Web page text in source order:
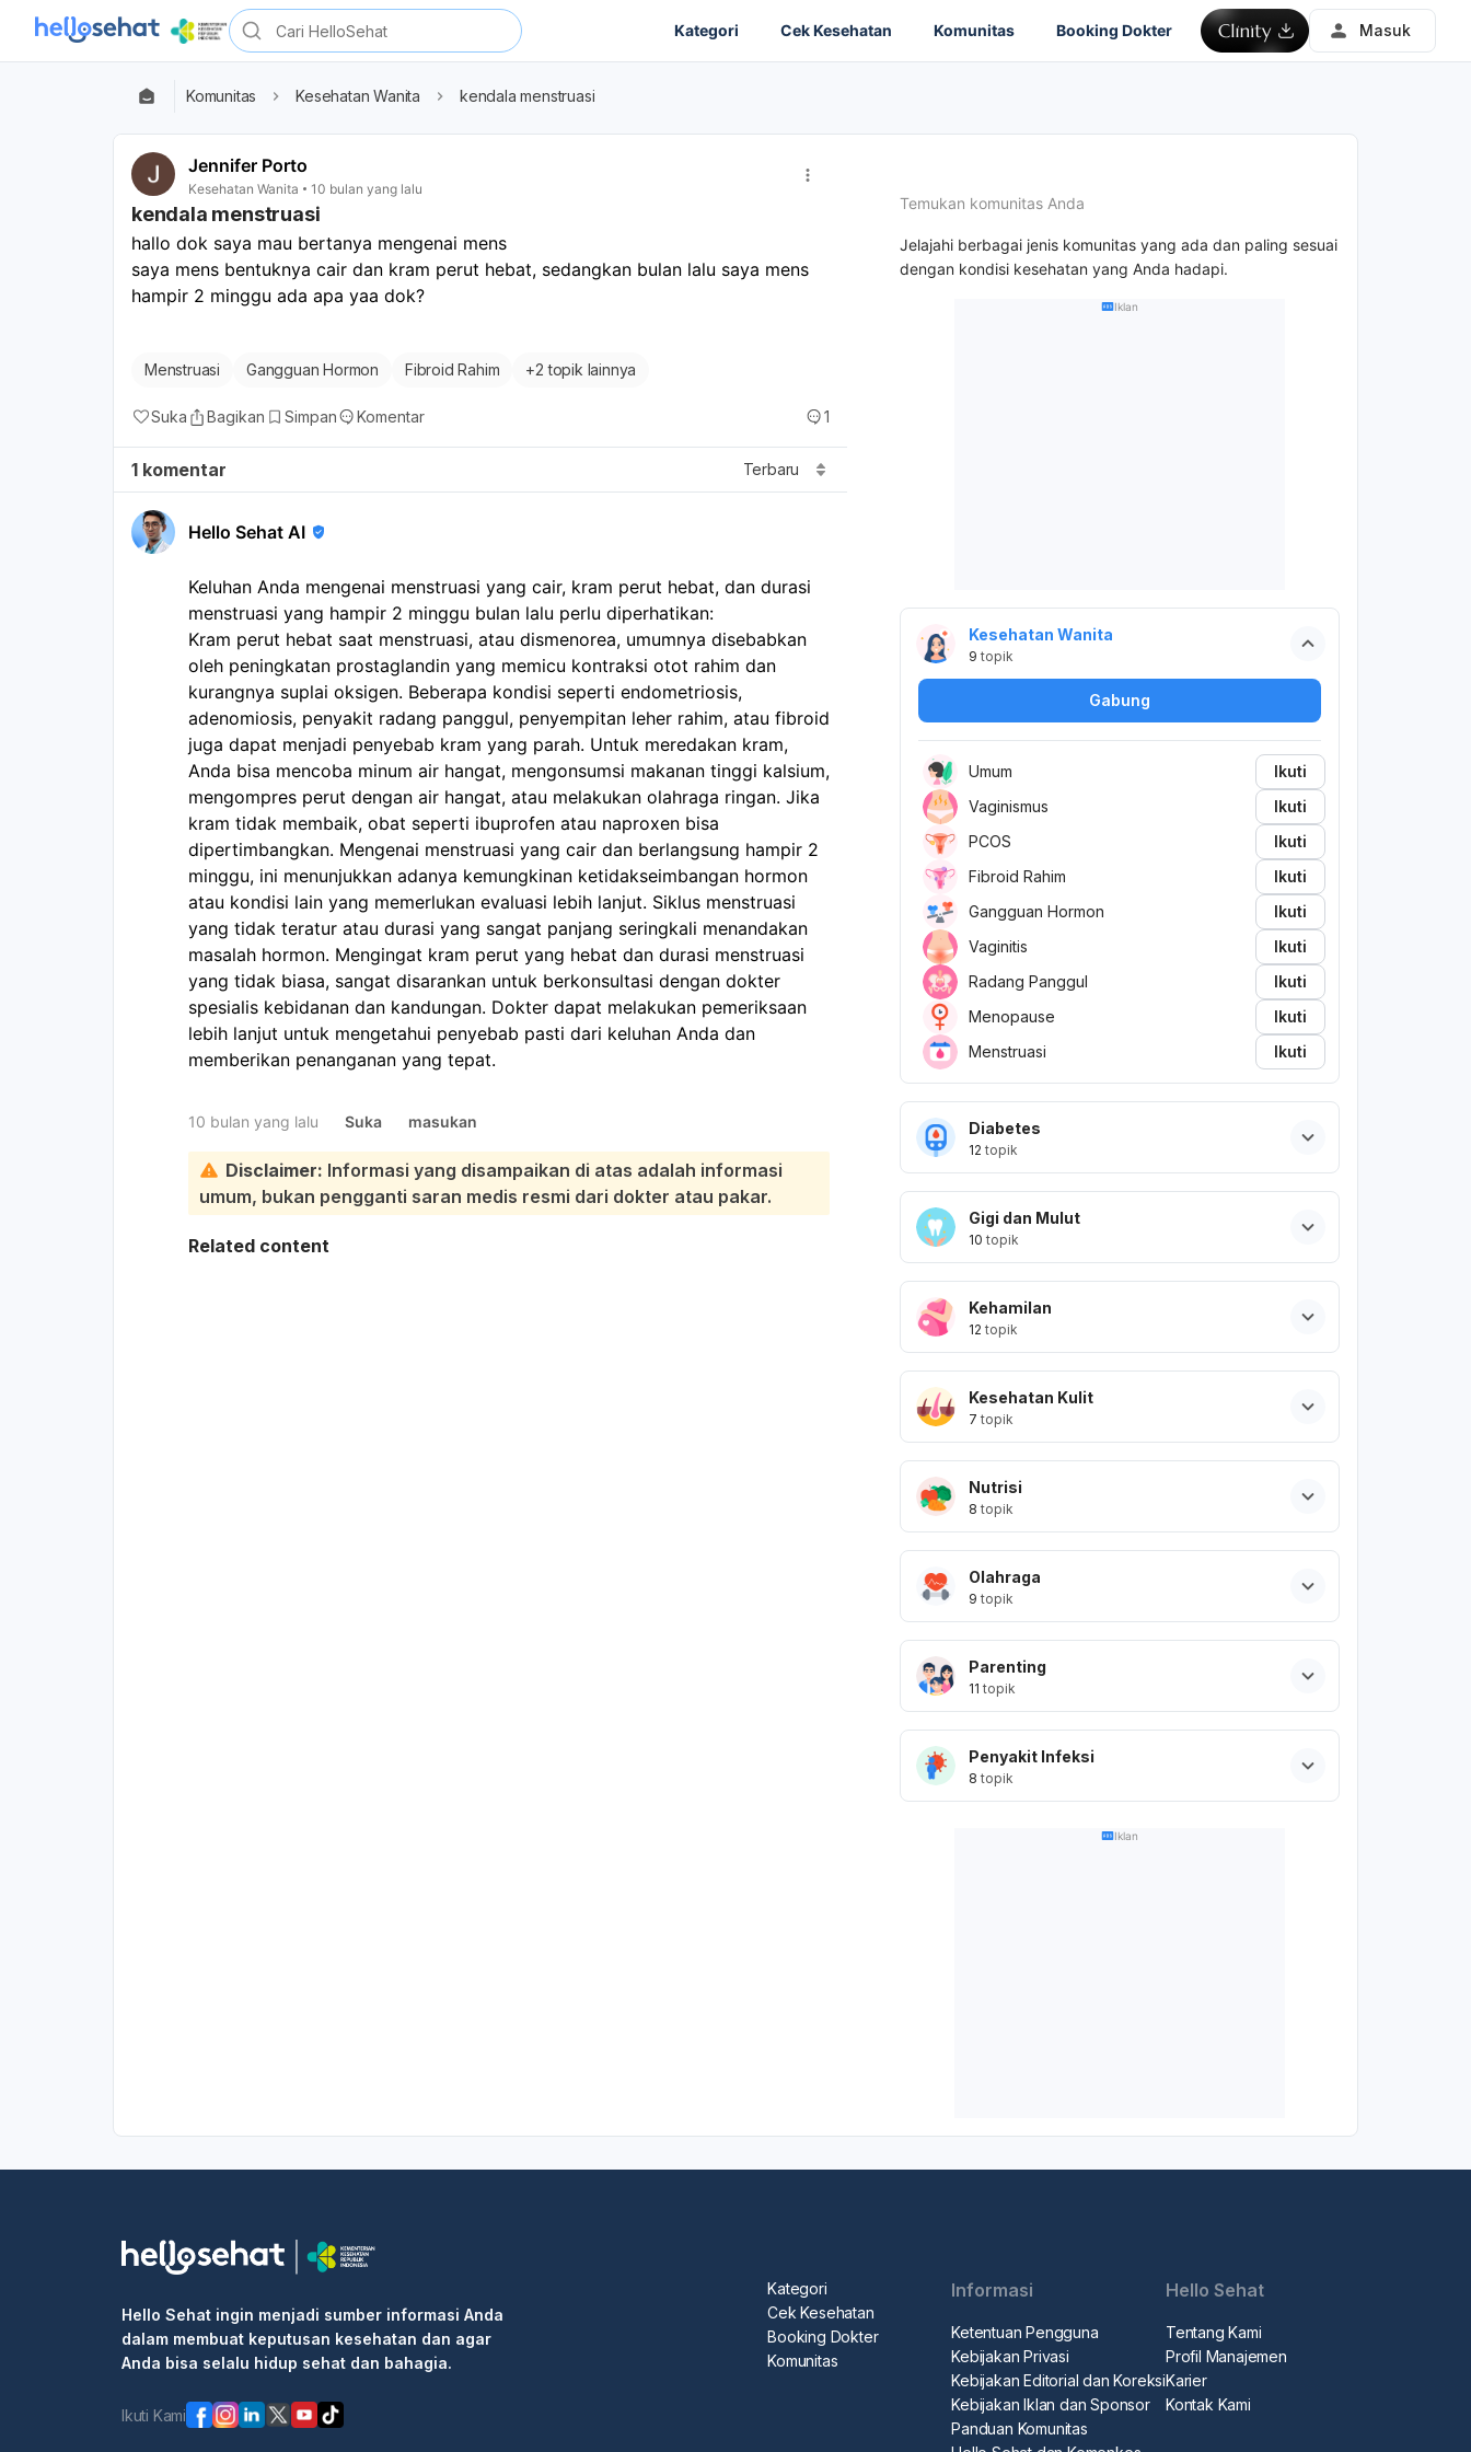
Kategori Cek Kesehatan Komunitas Booking Dokter Masuk
Komunitas Kesehatan Wanita kendala menstruasi
Jennifer Porto
Kesehatan Wanita 10 bulan yang lalu
kendala menstruasi
hallo dok saya mau bertanya mengenai mens
saya mens bentuknya cair dan kram perut hebat, sedangkan bulan lalu saya mens
hampir 2 minggu ada apa yaa dok?
Menstruasi Gangguan Hormon Fibroid Rahim +2 topik lainnya
Suka Bagikan Simpan Komentar 1
1 komentar Terbaru
Hello Sehat AI
Keluhan Anda mengenai menstruasi yang cair, kram perut hebat, dan durasi
menstruasi yang hampir 2 minggu bulan lalu perlu diperhatikan:
Kram perut hebat saat menstruasi, atau dismenorea, umumnya disebabkan
oleh peningkatan prostaglandin yang memicu kontraksi otot rahim dan
kurangnya suplai oksigen. Beberapa kondisi seperti endometriosis,
adenomiosis, penyakit radang panggul, penyempitan leher rahim, atau fibroid
juga dapat menjadi penyebab kram yang parah. Untuk meredakan kram,
Anda bisa mencoba minum air hangat, mengonsumsi makanan tinggi kalsium,
mengompres perut dengan air hangat, atau melakukan olahraga ringan. Jika
kram tidak membaik, obat seperti ibuprofen atau naproxen bisa
dipertimbangkan. Mengenai menstruasi yang cair dan berlangsung hampir 2
minggu, ini menunjukkan adanya kemungkinan ketidakseimbangan hormon
atau kondisi lain yang memerlukan evaluasi lebih lanjut. Siklus menstruasi
yang tidak teratur atau durasi yang sangat panjang seringkali menandakan
masalah hormon. Mengingat kram perut yang hebat dan durasi menstruasi
yang tidak biasa, sangat disarankan untuk berkonsultasi dengan dokter
spesialis kebidanan dan kandungan. Dokter dapat melakukan pemeriksaan
lebih lanjut untuk mengetahui penyebab pasti dari keluhan Anda dan
memberikan penanganan yang tepat.
10 bulan yang lalu Suka masukan
Disclaimer: Informasi yang disampaikan di atas adalah informasi
umum, bukan pengganti saran medis resmi dari dokter atau pakar.
Related content
Temukan komunitas Anda
Jelajahi berbagai jenis komunitas yang ada dan paling sesuai
dengan kondisi kesehatan yang Anda hadapi.
Iklan
Kesehatan Wanita
9 topik
Gabung
Umum
Ikuti
Vaginismus
Ikuti
PCOS
Ikuti
Fibroid Rahim
Ikuti
Gangguan Hormon
Ikuti
Vaginitis
Ikuti
Radang Panggul
Ikuti
Menopause
Ikuti
Menstruasi
Ikuti
Diabetes
12 topik
Gigi dan Mulut
10 topik
Kehamilan
12 topik
Kesehatan Kulit
7 topik
Nutrisi
8 topik
Olahraga
9 topik
Parenting
11 topik
Penyakit Infeksi
8 topik
Iklan
Hello Sehat ingin menjadi sumber informasi Anda
dalam membuat keputusan kesehatan dan agar
Anda bisa selalu hidup sehat dan bahagia.
Ikuti Kami
Kategori
Cek Kesehatan
Booking Dokter
Komunitas
Informasi
Ketentuan Pengguna
Kebijakan Privasi
Kebijakan Editorial dan Koreksi
Kebijakan Iklan dan Sponsor
Panduan Komunitas
Hello Sehat
Tentang Kami
Profil Manajemen
Karier
Kontak Kami